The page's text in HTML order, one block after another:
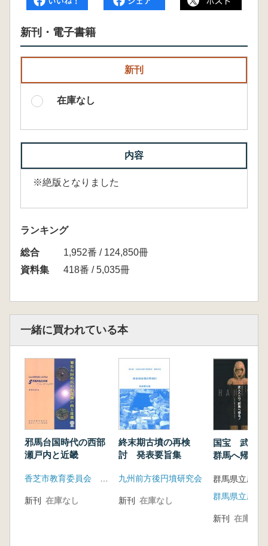
新刊・電子書籍
新刊
在庫なし
内容
※絶版となりました
ランキング
総合
1,952番 / 124,850冊
資料集
418番 / 5,035冊
一緒に買われている本
邪馬台国時代の西部
瀬戸内と近畿
新刊 在庫なし
終末期古墳の再検
討 発表要旨集
九州前方後円墳研究会
新刊 在庫なし
国宝 武人ハ
群馬へ帰る!
群馬県立歴史
新刊 在庫なし